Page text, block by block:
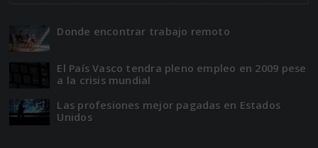
Donde encontrar trabajo remoto
El Paí­­s Vasco tendra pleno empleo en 2009 pese
a la crisis mundial
Las profesiones mejor pagadas en Estados
Unidos